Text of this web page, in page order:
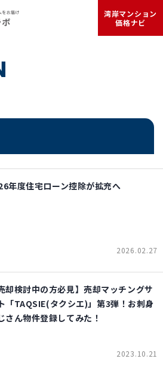
湾岸マンション
価格ナビ
年度住宅ローン控除が拡充へ
2026.02.27
却検討中の方必見】売却マッチングサ
「TAQSIE(タクシエ)」第3弾！お刺身
さん物件登録してみた！
2023.10.21